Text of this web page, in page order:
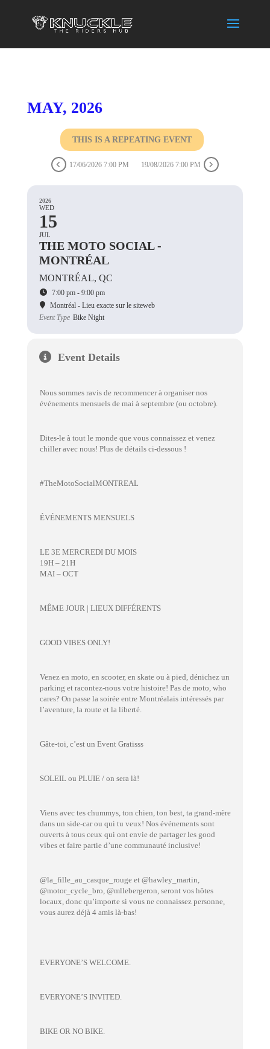
MAY, 2026
THIS IS A REPEATING EVENT
17/06/2026 7:00 PM 19/08/2026 7:00 PM
2026
WED
15
JUL
THE MOTO SOCIAL -
MONTRÉAL
MONTRÉAL, QC
7:00 pm - 9:00 pm
Montréal - Lieu exacte sur le siteweb
Event Type Bike Night
Event Details
Nous sommes ravis de recommencer à organiser nos
événements mensuels de mai à septembre (ou octobre).
Dites-le à tout le monde que vous connaissez et venez
chiller avec nous! Plus de détails ci-dessous !
#TheMotoSocialMONTREAL
ÉVÉNEMENTS MENSUELS
LE 3E MERCREDI DU MOIS
19H – 21H
MAI – OCT
MÊME JOUR | LIEUX DIFFÉRENTS
GOOD VIBES ONLY!
Venez en moto, en scooter, en skate ou à pied, dénichez un
parking et racontez-nous votre histoire! Pas de moto, who
cares? On passe la soirée entre Montréalais intéressés par
l’aventure, la route et la liberté.
Gâte-toi, c’est un Event Gratisss
SOLEIL ou PLUIE / on sera là!
Viens avec tes chummys, ton chien, ton best, ta grand-mère
dans un side-car ou qui tu veux! Nos événements sont
ouverts à tous ceux qui ont envie de partager les good
vibes et faire partie d’une communauté inclusive!
@la_fille_au_casque_rouge et @hawley_martin,
@motor_cycle_bro, @mllebergeron, seront vos hôtes
locaux, donc qu’importe si vous ne connaissez personne,
vous aurez déjà 4 amis là-bas!
EVERYONE’S WELCOME.
EVERYONE’S INVITED.
BIKE OR NO BIKE.